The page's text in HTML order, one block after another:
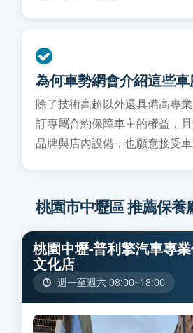
為何車勢網會介紹這些車
除了技術高超以外還具備高專
訂專屬合約保障車主的權益，
品牌與店內設備，也願意接受車
桃園市中壢區 推薦保養
桃園中壢-普利擎汽車專
文化店
週一至週六 08:00~18:00